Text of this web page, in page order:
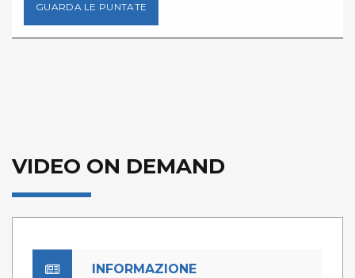
GUARDA LE PUNTATE
VIDEO ON DEMAND
INFORMAZIONE